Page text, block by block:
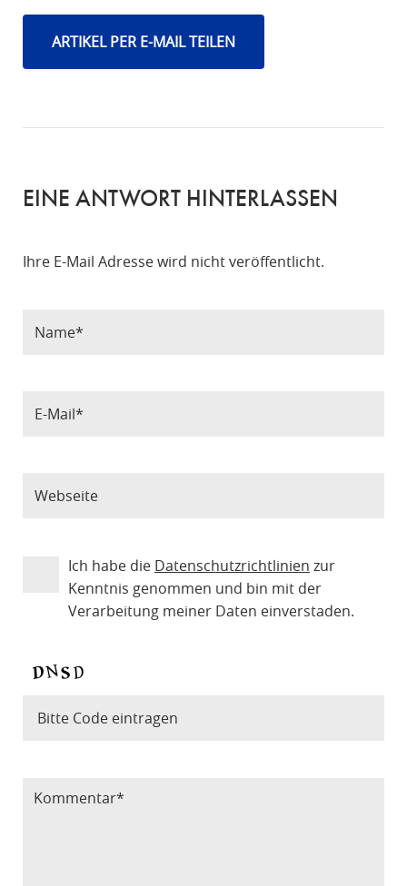
ARTIKEL PER E-MAIL TEILEN
EINE ANTWORT HINTERLASSEN
Ihre E-Mail Adresse wird nicht veröffentlicht.
Ich habe die Datenschutzrichtlinien zur
Kenntnis genommen und bin mit der
Verarbeitung meiner Daten einverstaden.